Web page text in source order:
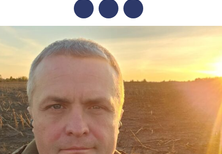
FacebookTwitterTelegram